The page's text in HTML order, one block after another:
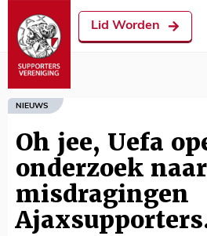
Lid Worden
NIEUWS
Oh jee, Uefa
onderzoek naar
misdragingen